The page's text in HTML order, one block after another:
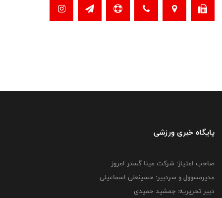
پایگاه خبری ورزشی
صاحب امتیاز: شرکت مینا گستر امروز
مدیرمسوول و سردبیر: حسینعلی اسماعیلی
دبیر تحریریه: جمشید حمیدی